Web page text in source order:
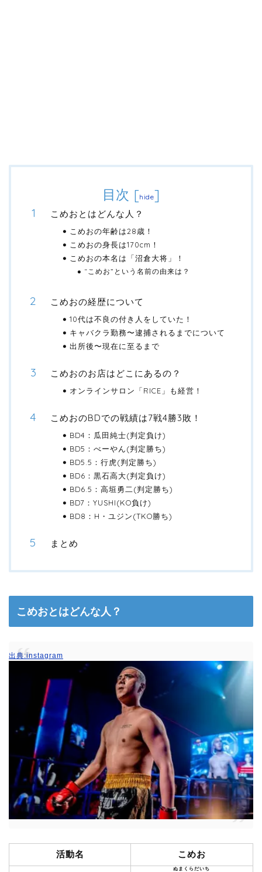
目次 [hide]
こめおとはどんな人？
こめおの年齢は28歳！
こめおの身長は170cm！
こめおの本名は「沼倉大将」！
“こめお”という名前の由来は？
こめおの経歴について
10代は不良の付き人をしていた！
キャバクラ勤務〜逮捕されるまでについて
出所後〜現在に至るまで
こめおのお店はどこにあるの？
オンラインサロン「RICE」も経営！
こめおのBDでの戦績は7戦4勝3敗！
BD4：瓜田純士(判定負け)
BD5：べーやん(判定勝ち)
BD5.5：行虎(判定勝ち)
BD6：黒石高大(判定負け)
BD6.5：高垣勇二(判定勝ち)
BD7：YUSHI(KO負け)
BD8：H・ユジン(TKO勝ち)
まとめ
こめおとはどんな人？
出典:instagram
活動名 こめお
ぬまくらだいち